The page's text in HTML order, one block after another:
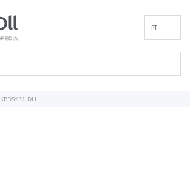
PT
KBDSYR1.DLL